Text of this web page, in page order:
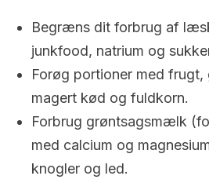
Begræns dit forbrug af
junkfood, natrium og
Forøg portioner med frugt,
magert kød og fuldkorn.
Forbrug grøntsagsmælk
med calcium og
knogler og led.